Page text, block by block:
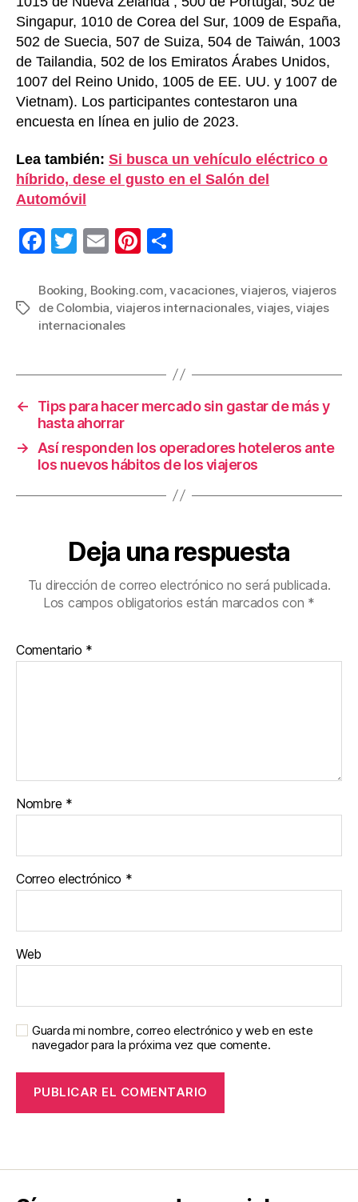
Singapur, 1010 de Corea del Sur, 1009 de España,
502 de Suecia, 507 de Suiza, 504 de Taiwán, 1003
de Tailandia, 502 de los Emiratos Árabes Unidos,
1007 del Reino Unido, 1005 de EE. UU. y 1007 de
Vietnam). Los participantes contestaron una
encuesta en línea en julio de 2023.
Lea también: Si busca un vehículo eléctrico o
híbrido, dese el gusto en el Salón del
Automóvil
F
c
e
o
o
k
T
tt
er
E
ail
Pi
er
e
m
p
tir
Etiquetas
Booking Booking.com ,vacaciones,viajeros, viajeros
de Colombia viajeros internacionales,viajes,viajes
internacionales
←
Tips para hacer mercado sin gastar de más y
hasta ahorrar
→
Así responden los operadores hoteleros ante
los nuevos hábitos de los viajeros
Deja una respuesta
Tu dirección de correo electrónico no será publicada.
Los campos obligatorios están marcados con *
Comentario *
Nombre *
Correo electrónico *
Web
Guarda mi nombre, correo electrónico y web en este
navegador para la próxima vez que comente.